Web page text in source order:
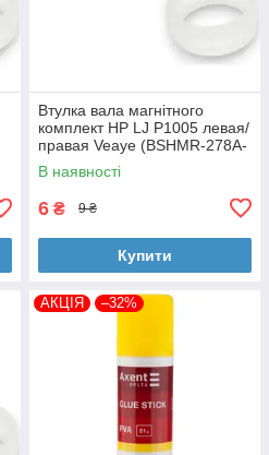
Втулка вала магнітного
комплект HP LJ P1005 левая/
правая Veaye (BSHMR-278A-
VE)
В наявності
6 ₴ 9 ₴
Купити
АКЦІЯ –32%